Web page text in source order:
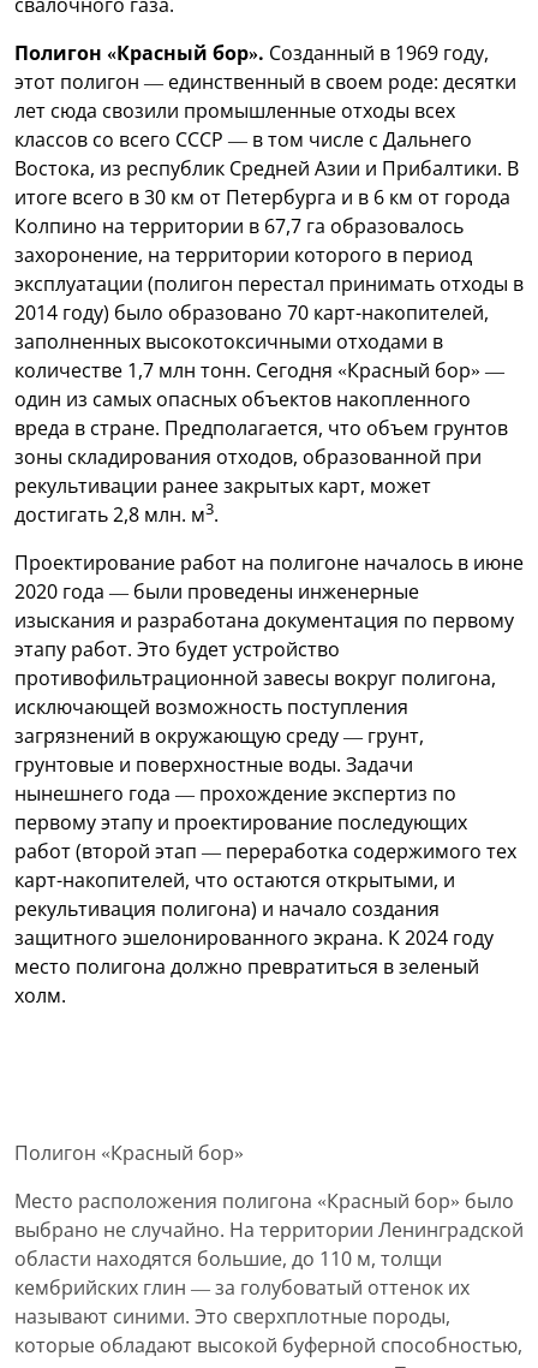
Полигон «Красный бор». Созданный в 1969 году,
этот полигон — единственный в своем роде: десятки
лет сюда свозили промышленные отходы всех
классов со всего СССР — в том числе с Дальнего
Востока, из республик Средней Азии и Прибалтики. В
итоге всего в 30 км от Петербурга и в 6 км от города
Колпино на территории в 67,7 га образовалось
захоронение, на территории которого в период
эксплуатации (полигон перестал принимать отходы в
2014 году) было образовано 70 карт-накопителей,
заполненных высокотоксичными отходами в
количестве 1,7 млн тонн. Сегодня «Красный бор» —
один из самых опасных объектов накопленного
вреда в стране. Предполагается, что объем грунтов
зоны складирования отходов, образованной при
рекультивации ранее закрытых карт, может
достигать 2,8 млн. м3.
Проектирование работ на полигоне началось в июне
2020 года — были проведены инженерные
изыскания и разработана документация по первому
этапу работ. Это будет устройство
противофильтрационной завесы вокруг полигона,
исключающей возможность поступления
загрязнений в окружающую среду — грунт,
грунтовые и поверхностные воды. Задачи
нынешнего года — прохождение экспертиз по
первому этапу и проектирование последующих
работ (второй этап — переработка содержимого тех
карт-накопителей, что остаются открытыми, и
рекультивация полигона) и начало создания
защитного эшелонированного экрана. К 2024 году
место полигона должно превратиться в зеленый
холм.
Полигон «Красный бор»
Место расположения полигона «Красный бор» было
выбрано не случайно. На территории Ленинградской
области находятся большие, до 110 м, толщи
кембрийских глин — за голубоватый оттенок их
называют синими. Это сверхплотные породы,
которые обладают высокой буферной способностью,